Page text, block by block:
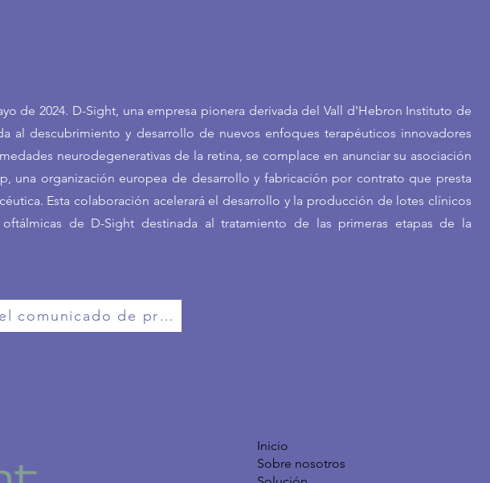
de 2024. D-Sight, una empresa pionera derivada del Vall d'Hebron Instituto de
al descubrimiento y desarrollo de nuevos enfoques terapéuticos innovadores
neurodegenerativas de la retina, se complace en anunciar su asociación
una organización europea de desarrollo y fabricación por contrato que presta
Esta colaboración acelerará el desarrollo y la producción de lotes clínicos
de D-Sight destinada al tratamiento de las primeras etapas de la
comunicado de prensa aquí
Inicio
Sobre nosotros